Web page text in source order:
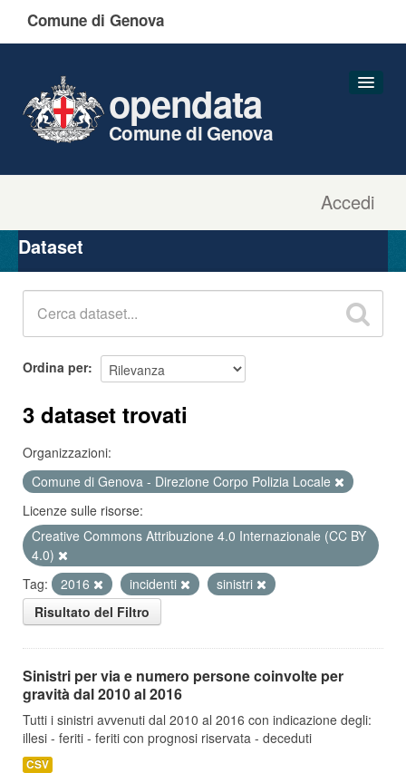
Comune di Genova
Accedi
opendata
Comune di Genova
Organizzazioni
Gruppi
Dataset
Ordina per
3 dataset trovati
Organizzazioni:
Comune di Genova - Direzione Corpo Polizia Locale
Licenze sulle risorse:
Creative Commons Attribuzione 4.0 Internazionale (CC BY
4.0)
Tag:
2016 incidenti
sinistri
Risultato del Filtro
Sinistri per via e numero persone coinvolte per
gravità dal 2010 al 2016
Tutti i sinistri avvenuti dal 2010 al 2016 con indicazione degli:
illesi - feriti - feriti con prognosi riservata - deceduti
CSV